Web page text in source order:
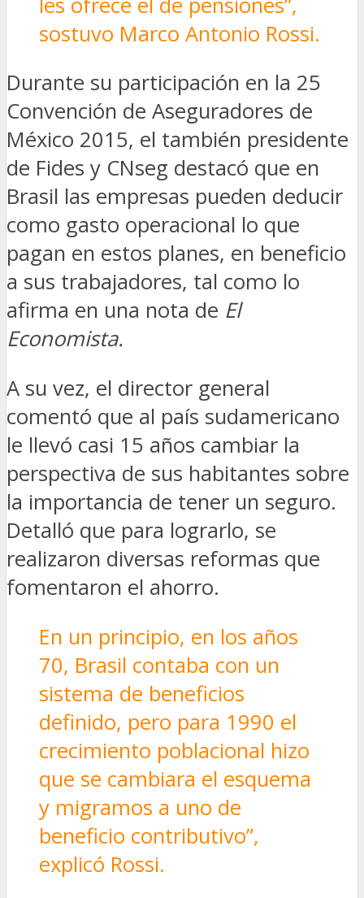
sostuvo Marco Antonio Rossi.
Durante su participación en la 25
Convención de Aseguradores de
México 2015, el también presidente
de Fides y CNseg destacó que en
Brasil las empresas pueden deducir
como gasto operacional lo que
pagan en estos planes, en beneficio
a sus trabajadores, tal como lo
afirma en una nota de El
Economista.
A su vez, el director general
comentó que al país sudamericano
le llevó casi 15 años cambiar la
perspectiva de sus habitantes sobre
la importancia de tener un seguro.
Detalló que para lograrlo, se
realizaron diversas reformas que
fomentaron el ahorro.
En un principio, en los años
70, Brasil contaba con un
sistema de beneficios
definido, pero para 1990 el
crecimiento poblacional hizo
que se cambiara el esquema
y migramos a uno de
beneficio contributivo”,
explicó Rossi.